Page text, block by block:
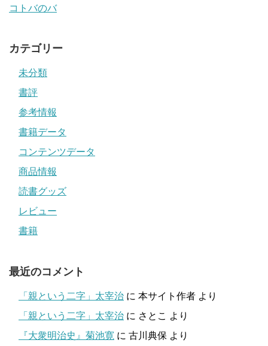
コトバのバ
カテゴリー
未分類
書評
参考情報
書籍データ
コンテンツデータ
商品情報
読書グッズ
レビュー
書籍
最近のコメント
「親という二字」太宰治 に 本サイト作者 より
「親という二字」太宰治 に さとこ より
『大衆明治史』菊池寛 に 古川典保 より